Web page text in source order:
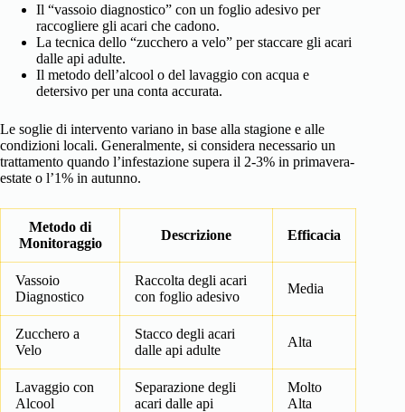
Il “vassoio diagnostico” con un foglio adesivo per
raccogliere gli acari che cadono.
La tecnica dello “zucchero a velo” per staccare gli acari
dalle api adulte.
Il metodo dell’alcool o del lavaggio con acqua e
detersivo per una conta accurata.
Le soglie di intervento variano in base alla stagione e alle
condizioni locali. Generalmente, si considera necessario un
trattamento quando l’infestazione supera il 2-3% in primavera-
estate o l’1% in autunno.
Metodo di
Monitoraggio
Descrizione Efficacia
Vassoio
Diagnostico
Raccolta degli acari
con foglio adesivo
Media
Zucchero a
Velo
Stacco degli acari
dalle api adulte
Alta
Lavaggio con
Alcool
Separazione degli
acari dalle api
Molto
Alta